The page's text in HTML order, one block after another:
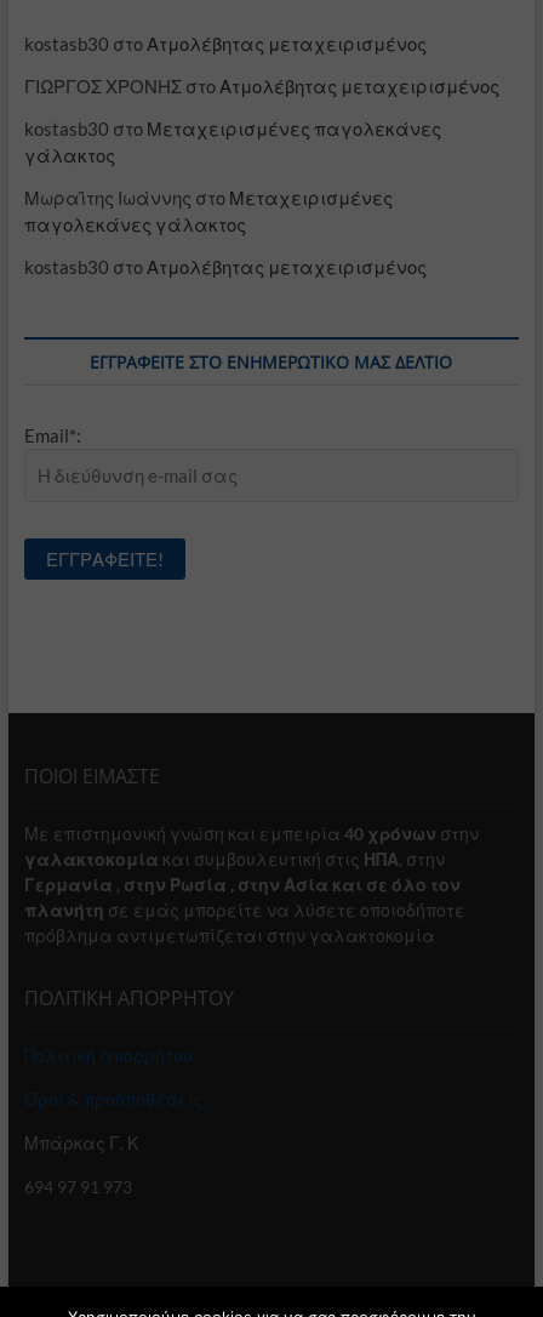
kostasb30 στο Ατμολέβητας μεταχειρισμένος
ΓΙΩΡΓΟΣ ΧΡΟΝΗΣστο Ατμολέβητας μεταχειρισμένος
kostasb30 στο Μεταχειρισμένες παγολεκάνες
γάλακτος
Μωραΐτης Ιωάννης στο Μεταχειρισμένες
παγολεκάνες γάλακτος
kostasb30 στο Ατμολέβητας μεταχειρισμένος
ΕΓΓΡΑΦΕΊΤΕ ΣΤΟ ΕΝΗΜΕΡΩΤΙΚΌ ΜΑΣ ΔΕΛΤΊΟ
Email*:
ΠΟΙΟΙ ΕΙΜΑΣΤΕ
Με επιστημονική γνώση και εμπειρία 40 χρόνων στην
γαλακτοκομία και συμβουλευτική στις ΗΠΑ, στην
Γερμανία , στην Ρωσία , στην Ασία και σε όλο τον
πλανήτη σε εμάς μπορείτε να λύσετε οποιοδήποτε
πρόβλημα αντιμετωπίζεται στην γαλακτοκομία
ΠΟΛΙΤΙΚΗ ΑΠΟΡΡΗΤΟΥ
Πολιτική απορρήτου
Όροι & προϋποθέσεις
Μπάρκας Γ. Κ
694 97 91 973